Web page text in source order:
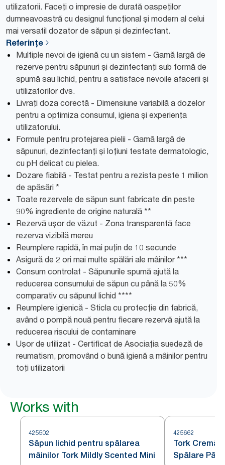
utilizatorii. Faceți o impresie de durată oaspeților
dumneavoastră cu designul funcțional și modern al celui
mai versatil dozator de săpun și dezinfectant.
Referințe
Multiple nevoi de igienă cu un sistem - Gamă largă de
rezerve pentru săpunuri și dezinfectanți sub formă de
spumă sau lichid, pentru a satisface nevoile afacerii și
utilizatorilor dvs.
Livrați doza corectă - Dimensiune variabilă a dozelor
pentru a optimiza consumul, igiena și experiența
utilizatorului.
Formule pentru protejarea pielii - Gamă largă de
săpunuri, dezinfectanți și loțiuni testate dermatologic,
cu pH delicat cu pielea.
Dozare fiabilă - Testat pentru a rezista peste 1 milion
de apăsări *
Toate rezervele de săpun sunt fabricate din peste
90% ingrediente de origine naturală **
Rezervă ușor de văzut - Zona transparentă face
rezerva vizibilă mereu
Reumplere rapidă, în mai puțin de 10 secunde
Asigură de 2 ori mai multe spălări ale mâinilor ***
Consum controlat - Săpunurile spumă ajută la
reducerea consumului de săpun cu până la 50%
comparativ cu săpunul lichid ****
Reumplere igienică - Sticla cu protecție din fabrică,
având o pompă nouă pentru fiecare rezervă ajută la
reducerea riscului de contaminare
Ușor de utilizat - Certificat de Asociația suedeză de
reumatism, promovând o bună igienă a mâinilor pentru
toți utilizatorii
Works with
425502
Săpun lichid pentru spălarea
mâinilor Tork Mildly Scented Mini
425662
Tork Cremă
Spălare Păr